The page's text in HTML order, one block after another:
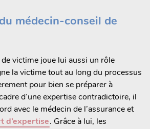
médecin-conseil de
victime joue lui aussi un rôle
la victime tout au long du processus
pour bien se préparer à
d’une expertise contradictoire, il
avec le médecin de l’assurance et
d’expertise. Grâce à lui, les